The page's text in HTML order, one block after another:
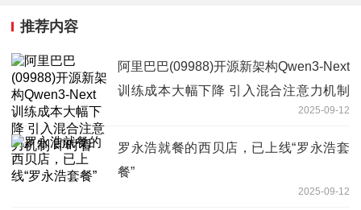
推荐内容
阿里巴巴(09988)开源新架构Qwen3-Next
训练成本大幅下降 引入混合注意力机制
2025-09-12
罗永浩就餐的西贝店，已上线“罗永浩套
餐”
2025-09-12